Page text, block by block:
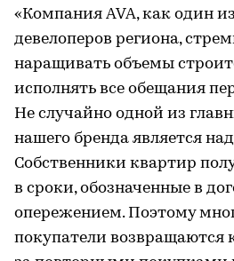
«Компания AVA, как один
девелоперов региона,
наращивать объемы
исполнять все обещания
Не случайно одной из
нашего бренда является
Собственники квартир
в сроки, обозначенные в
опережением. Поэтому
покупатели возвращаются